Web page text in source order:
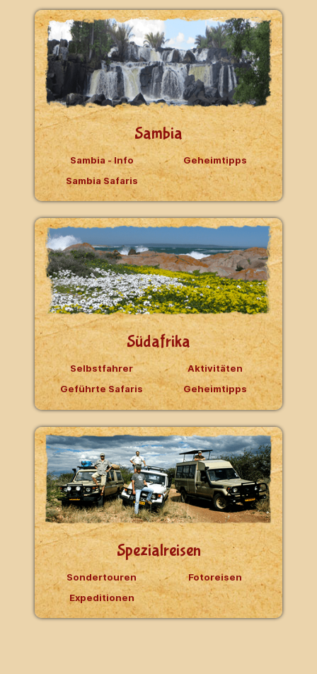
Sambia
Sambia - Info
Sambia Safaris
Geheimtipps
Südafrika
Selbstfahrer
Geführte Safaris
Aktivitäten
Geheimtipps
Spezialreisen
Sondertouren
Expeditionen
Fotoreisen